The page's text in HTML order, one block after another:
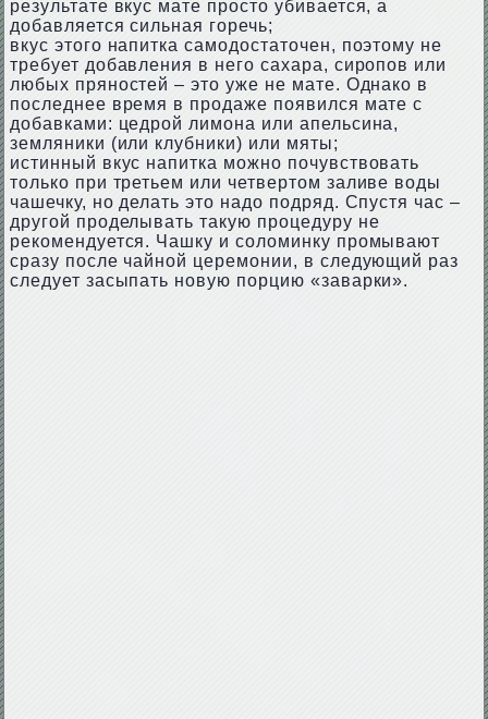
результате вкус мате просто убивается, а
добавляется сильная горечь;
вкус этого напитка самодостаточен, поэтому не
требует добавления в него сахара, сиропов или
любых пряностей – это уже не мате. Однако в
последнее время в продаже появился мате с
добавками: цедрой лимона или апельсина,
земляники (или клубники) или мяты;
истинный вкус напитка можно почувствовать
только при третьем или четвертом заливе воды
чашечку, но делать это надо подряд. Спустя час –
другой проделывать такую процедуру не
рекомендуется. Чашку и соломинку промывают
сразу после чайной церемонии, в следующий раз
следует засыпать новую порцию «заварки».